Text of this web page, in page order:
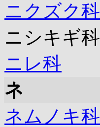
ニクズク科
ニシキギ科
ニレ科
ネ
ネムノキ科